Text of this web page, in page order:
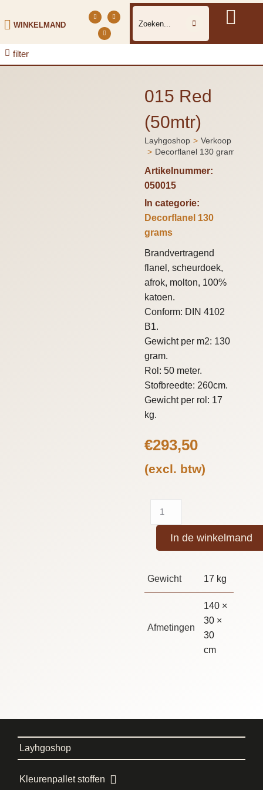
WINKELMAND
filter
015 Red
(50mtr)
Je bent hier:
Layhgoshop
Verkoop
Decorflanel 130 grams
Artikelnummer:
050015
In categorie:
Decorflanel 130
grams
Brandvertragend
flanel, scheurdoek,
afrok, molton, 100%
katoen.
Conform: DIN 4102
B1.
Gewicht per m2: 130
gram.
Rol: 50 meter.
Stofbreedte: 260cm.
Gewicht per rol: 17
kg.
€293,50
(excl. btw)
In de winkelmand
Gewicht 17 kg
Afmetingen
140 ×
30 ×
30
cm
Layhgoshop
Kleurenpallet stoffen